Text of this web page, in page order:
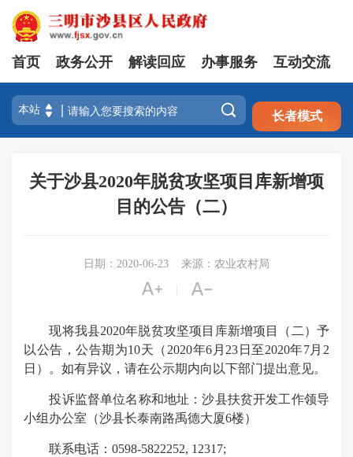
注册 登录
首页 政务公开 解读回应 办事服务 互动交流
 长者模式
关于沙县2020年脱贫攻坚项目库新增项
目的公告（二）
日期：2020-06-23 来源：农业农村局
 
现将我县2020年脱贫攻坚项目库新增项目（二）予
以公告，公告期为10天（2020年6月23日至2020年7月2
日）。如有异议，请在公示期内向以下部门提出意见。
投诉监督单位名称和地址：沙县扶贫开发工作领导
小组办公室（沙县长泰南路禹德大厦6楼）
联系电话：0598-5822252, 12317;